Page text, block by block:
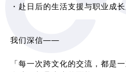
・赴日后的生活支援与职业成
我们深信——
「每一次跨文化的交流，都是